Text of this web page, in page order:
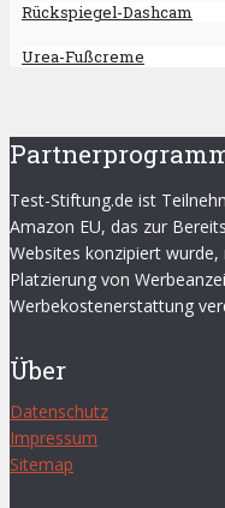
Rückspiegel-Dashcam
Urea-Fußcreme
Test-Stiftung.de ist
Amazon EU, das zur
Websites konzipiert
Platzierung von
Werbekostenerstattung
Über
Datenschutz
Impressum
Sitemap